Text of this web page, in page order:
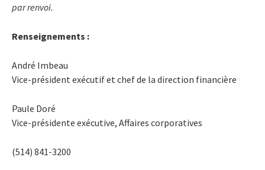
par renvoi.
Renseignements :
André Imbeau
Vice-président exécutif et chef de la direction financière
Paule Doré
Vice-présidente exécutive, Affaires corporatives
(514) 841-3200